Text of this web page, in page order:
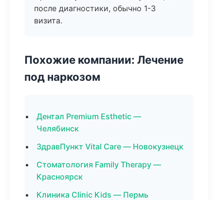
после диагностики, обычно 1-3
визита.
Похожие компании: Лечение
под наркозом
Дентал Premium Esthetic —
Челябинск
ЗдравПункт Vital Care — Новокузнецк
Стоматология Family Therapy —
Красноярск
Клиника Clinic Kids — Пермь